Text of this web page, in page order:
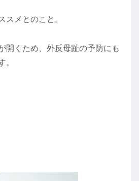
スメとのこと。
開くため、外反母趾の予防にも
。